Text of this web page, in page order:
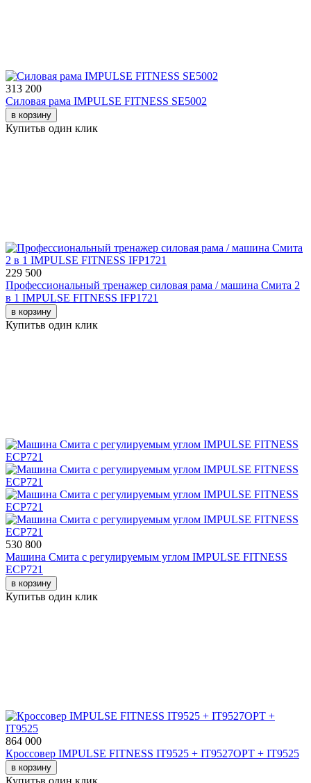
313 200
Силовая рама IMPULSE FITNESS SE5002
в корзину
Купитьв один клик
229 500
Профессиональный тренажер силовая рама / машина Смита 2
в 1 IMPULSE FITNESS IFP1721
в корзину
Купитьв один клик
530 800
Машина Смита с регулируемым углом IMPULSE FITNESS
ECP721
в корзину
Купитьв один клик
864 000
Кроссовер IMPULSE FITNESS IT9525 + IT9527OPT + IT9525
в корзину
Купитьв один клик